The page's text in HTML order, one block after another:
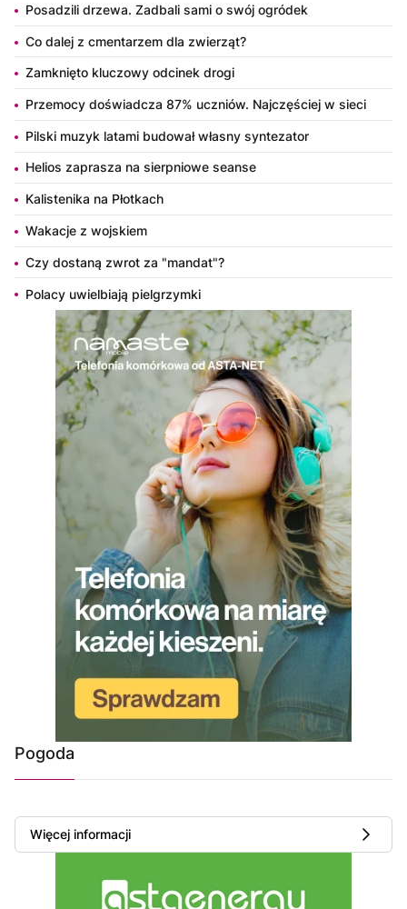
Posadzili drzewa. Zadbali sami o swój ogródek
Co dalej z cmentarzem dla zwierząt?
Zamknięto kluczowy odcinek drogi
Przemocy doświadcza 87% uczniów. Najczęściej w sieci
Pilski muzyk latami budował własny syntezator
Helios zaprasza na sierpniowe seanse
Kalistenika na Płotkach
Wakacje z wojskiem
Czy dostaną zwrot za "mandat"?
Polacy uwielbiają pielgrzymki
Pogoda
Więcej informacji